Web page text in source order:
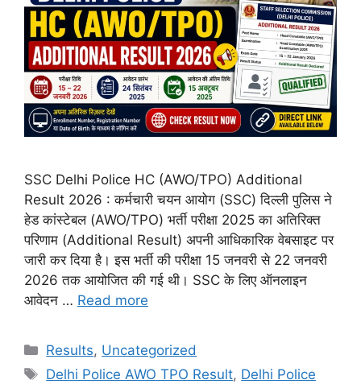
SSC Delhi Police HC (AWO/TPO) Additional
Result 2026 : कर्मचारी चयन आयोग (SSC) दिल्ली पुलिस ने
हेड कांस्टेबल (AWO/TPO) भर्ती परीक्षा 2025 का अतिरिक्त
परिणाम (Additional Result) अपनी आधिकारिक वेबसाइट पर
जारी कर दिया है। इस भर्ती की परीक्षा 15 जनवरी से 22 जनवरी
2026 तक आयोजित की गई थी। SSC के लिए ऑनलाइन
आवेदन … Read more
Results, Uncategorized
Delhi Police AWO TPO Result, Delhi Police